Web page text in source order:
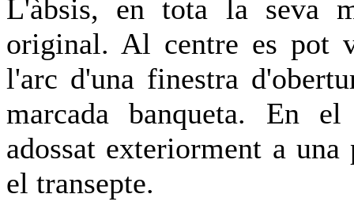
L'àbsis, en tota la seva
original. Al centre es pot
l'arc d'una finestra
marcada banqueta. En
adossat exteriorment a
el transepte.